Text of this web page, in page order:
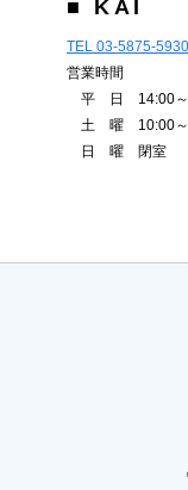
■ KAI
TEL 03-5875-5930
営業時間
平 日 14:00～
土 曜 10:00～
日 曜 閉室